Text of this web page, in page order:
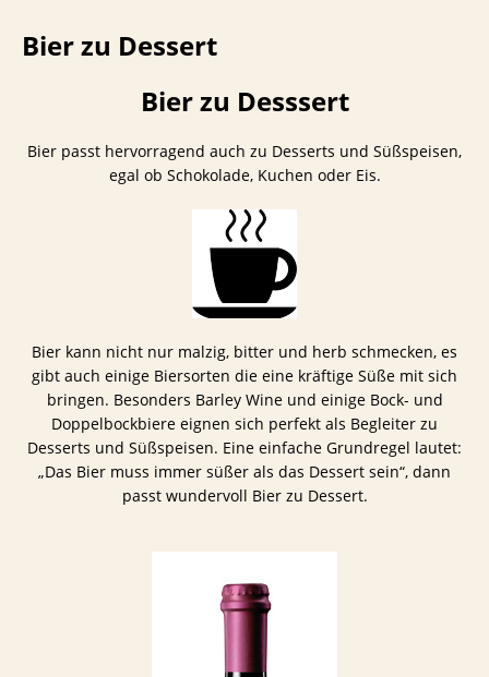
Bier zu Dessert
Bier zu Desssert
Bier passt hervorragend auch zu Desserts und Süßspeisen,
egal ob Schokolade, Kuchen oder Eis.
Bier kann nicht nur malzig, bitter und herb schmecken, es
gibt auch einige Biersorten die eine kräftige Süße mit sich
bringen. Besonders Barley Wine und einige Bock- und
Doppelbockbiere eignen sich perfekt als Begleiter zu
Desserts und Süßspeisen. Eine einfache Grundregel lautet:
„Das Bier muss immer süßer als das Dessert sein“, dann
passt wundervoll Bier zu Dessert.